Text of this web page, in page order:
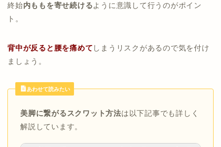
終始内ももを寄せ続けるように意識して行うのがポイン
ト。
背中が反ると腰を痛めて しまうリスクがあるので気を付け
ましょう。
あわせて読みたい
美脚に繋がるスクワット方法は以下記事でも詳しく
解説しています。